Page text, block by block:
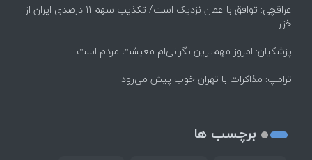
عراقچی: توافق با عمان نزدیک است/ تکذیب سهم ۱۱ درصدی ایران از
خزر
پزشکیان: امروز مهم‌ترین نگرانی‌ام معیشت مردم است
ترامپ: مذاکرات با تهران خوب پیش می‌رود
برچسب ها